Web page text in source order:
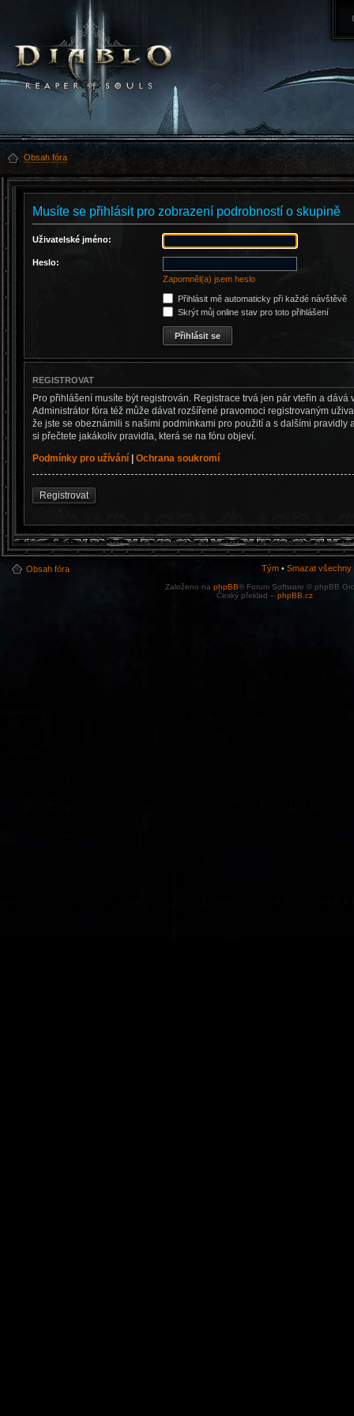
Obsah fóra
Musíte se přihlásit pro zobrazení podrobností o skupině
Uživatelské jméno:
Heslo:
Zapomněl(a) jsem heslo
Přihlásit mě automaticky při každé návštěvě
Skrýt můj online stav pro toto přihlášení
REGISTROVAT
Pro přihlášení musíte být registrován. Registrace trvá jen pár vteřin a dává
Administrátor fóra též může dávat rozšířené pravomoci registrovaným
že jste se obeznámili s našimi podmínkami pro použití a s dalšími pravidly
si přečtete jakákoliv pravidla, která se na fóru objeví.
Podmínky pro užívání
Ochrana soukromí
Registrovat
Obsah fóra Tým • Smazat
Založeno na phpBB® Forum Software © phpBB
Český překlad – phpBB.cz